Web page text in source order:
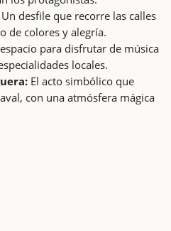
Un desfile que recorre las calles
de colores y alegría.
para disfrutar de música
locales.
El acto simbólico que
con una atmósfera mágica